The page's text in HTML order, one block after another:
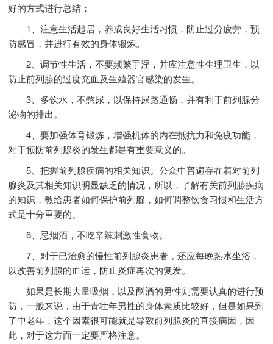
好的方式进行总结：
1、注意生活起居，养成良好生活习惯，防止过分疲劳，预
防感冒，并进行有效的身体锻炼。
2、调节性生活，不要频繁手淫，并应注意性生理卫生，以
防止前列腺的过度充血及生殖器官感染的发生。
3、多饮水，不憋尿，以保持尿路通畅，并有利于前列腺分
泌物的排出。
4、要加强体育锻炼，增强机体的内在抵抗力和免疫功能，
对于预防前列腺炎的发生都是有重要意义的。
5、把握前列腺疾病的相关知识。公众中普遍存在着对前列
腺炎及其相关知识明显缺乏的情况，所以，了解有关前列腺疾病
的知识，教给患者如何保护前列腺，如何调整饮食习惯和生活方
式是十分重要的。
6、忌烟酒，不吃辛辣刺激性食物。
7、对于已治愈的慢性前列腺炎患者，还应每晚热水坐浴，
以改善前列腺的血运，防止炎症再次的复发。
如果是长期大量吸烟，以及酗酒的男性则需要认真的进行预
防，一般来说，由于青壮年男性的身体素质比较好，但是如果到
了中老年，这个因素很可能就是导致前列腺炎的直接病因，因
此，对于这方面一定要严格注意。